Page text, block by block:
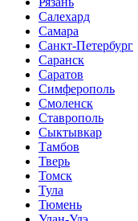
Салехард
Самара
Санкт-Петербург
Саранск
Саратов
Симферополь
Смоленск
Ставрополь
Сыктывкар
Тамбов
Тверь
Томск
Тула
Тюмень